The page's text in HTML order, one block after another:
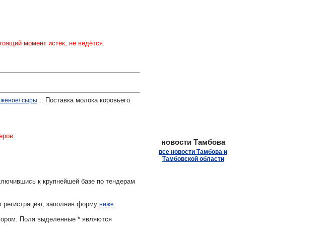
момент истёк, не ведётся.
сыры :: Поставка молока коровьего
к крупнейшей базе по тендерам
заполнив форму ниже
Поля выделенные * являются
новости Тамбова
все новости Тамбова и
Тамбовской области